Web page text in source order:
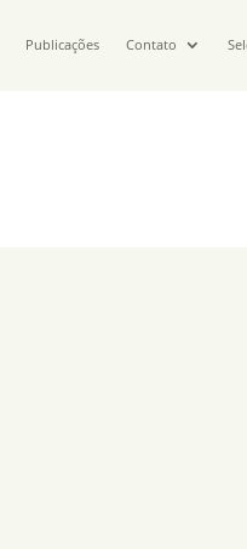
Publicações Contato